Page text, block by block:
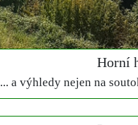
Horní
... a výhledy nejen na